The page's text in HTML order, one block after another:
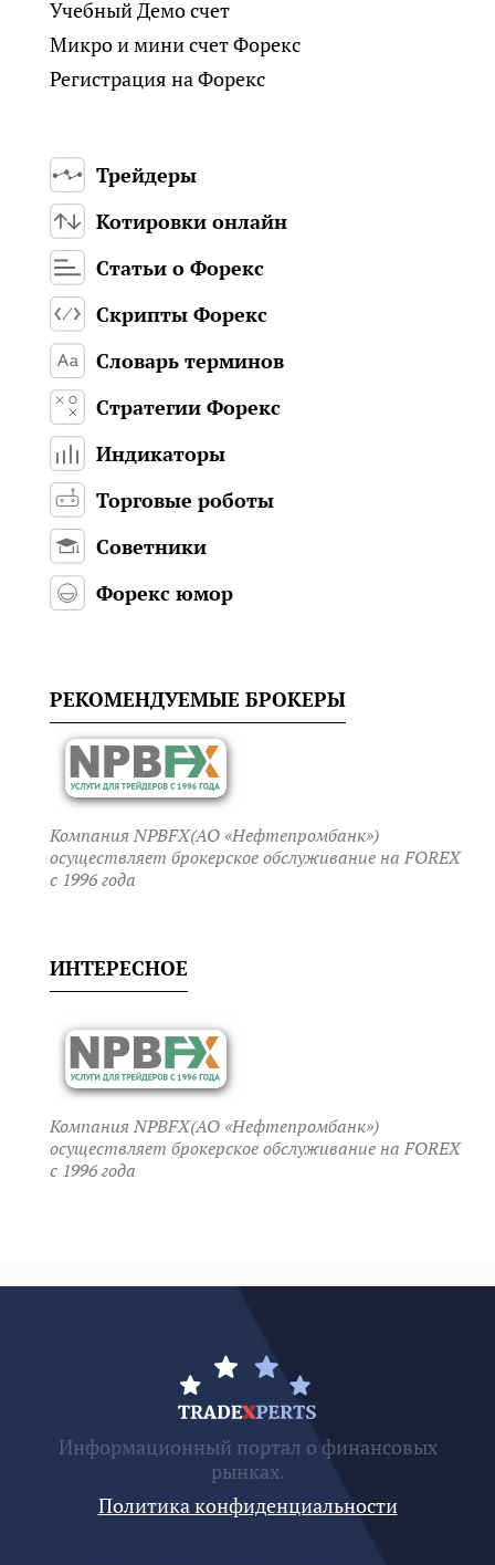
Учебный Демо счет
Микро и мини счет Форекс
Регистрация на Форекс
Трейдеры
Котировки онлайн
Статьи о Форекс
Скрипты Форекс
Словарь терминов
Стратегии Форекс
Индикаторы
Торговые роботы
Советники
Форекс юмор
РЕКОМЕНДУЕМЫЕ БРОКЕРЫ
Компания NPBFX(АО «Нефтепромбанк»)
осуществляет брокерское обслуживание на FOREX
c 1996 года
ИНТЕРЕСНОЕ
Компания NPBFX(АО «Нефтепромбанк»)
осуществляет брокерское обслуживание на FOREX
c 1996 года
Информационный портал о финансовых
рынках.
Политика конфиденциальности